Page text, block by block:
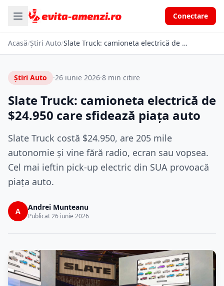
Conectare
Acasă/Știri Auto/ Slate Truck: camioneta electrică de $24.950 care sfidează piața auto
Știri Auto ·26 iunie 2026·8 min citire
Slate Truck: camioneta electrică de
$24.950 care sfidează piața auto
Slate Truck costă $24.950, are 205 mile
autonomie și vine fără radio, ecran sau vopsea.
Cel mai ieftin pick-up electric din SUA provoacă
piața auto.
A Andrei Munteanu
Publicat 26 iunie 2026